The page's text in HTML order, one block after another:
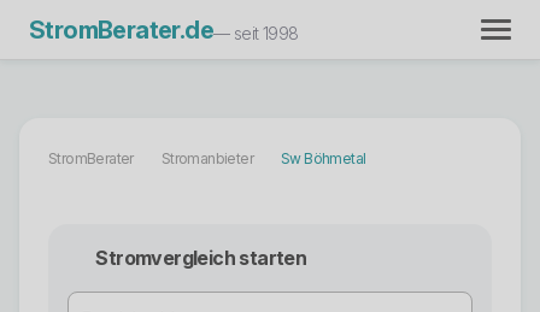
StromBerater.de— seit 1998
StromBerater Stromanbieter Sw Böhmetal
Stromvergleich starten